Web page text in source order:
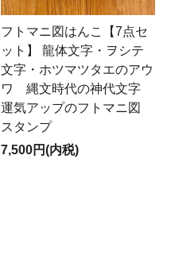
フトマニ図はんこ【7点セ
ット】 龍体文字・ヲシテ
文字・ホツマツタエのアウ
ワ 縄文時代の神代文字
運気アップのフトマニ図
スタンプ
7,500円(内税)